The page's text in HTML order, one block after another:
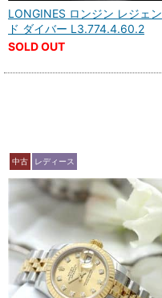
LONGINES ロンジン レジェン
ド ダイバー L3.774.4.60.2
SOLD OUT
中古 レディース